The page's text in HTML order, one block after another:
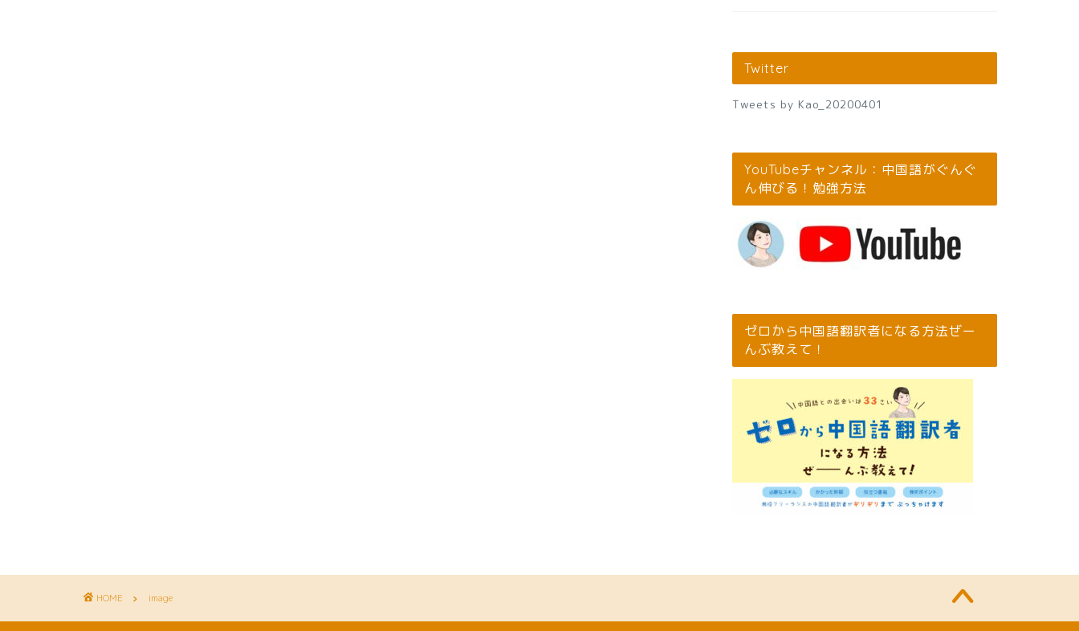
Twitter
Tweets by Kao_20200401
YouTubeチャンネル：中国語がぐんぐ
ん伸びる！勉強方法
ゼロから中国語翻訳者になる方法ぜー
んぶ教えて！
HOME image